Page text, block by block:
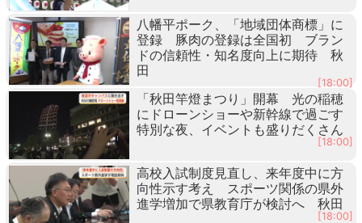
八幡平ポーク、「地域団体商標」に
登録 豚肉の登録は全国初 ブラン
ドの信頼性・知名度向上に期待 秋
田
[18:00]
「秋田竿燈まつり」開幕 光の稲穂
にドローンショーや新幹線で過ごす
特別な夜、イベントも盛りだくさん
[18:00]
高校入試制度見直し、来年度中に方
向性示す考え スポーツ関係の県外
進学増加で県教育庁が検討へ 秋田
[18:00]